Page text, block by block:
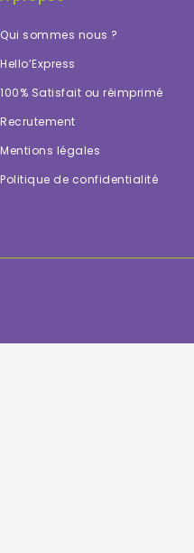
Qui sommes nous ?
Hello’Express
100% Satisfait ou réimprimé
Recrutement
Mentions légales
Politique de confidentialité